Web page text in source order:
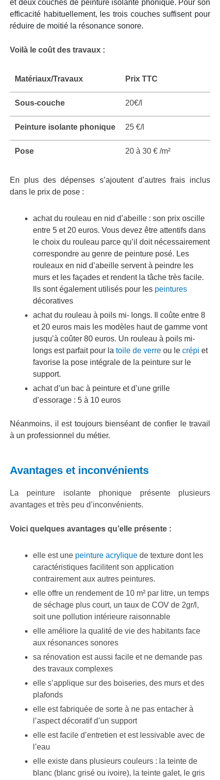
et deux couches de peinture isolante phonique. Pour son
efficacité habituellement, les trois couches suffisent pour
réduire de moitié la résonance sonore.
Voilà le coût des travaux :
Matériaux/Travaux Prix TTC
Sous-couche 20€/l
Peinture isolante phonique 25 €/l
Pose 20 à 30 € /m²
En plus des dépenses s’ajoutent d’autres frais inclus
dans le prix de pose :
achat du rouleau en nid d’abeille : son prix oscille
entre 5 et 20 euros. Vous devez être attentifs dans
le choix du rouleau parce qu’il doit nécessairement
correspondre au genre de peinture posé. Les
rouleaux en nid d’abeille servent à peindre les
murs et les façades et rendent la tâche très facile.
Ils sont également utilisés pour les peintures
décoratives
achat du rouleau à poils mi- longs. Il coûte entre 8
et 20 euros mais les modèles haut de gamme vont
jusqu’à coûter 80 euros. Un rouleau à poils mi-
longs est parfait pour la toile de verreou le crépi et
favorise la pose intégrale de la peinture sur le
support.
achat d’un bac à peinture et d’une grille
d’essorage : 5 à 10 euros
Néanmoins, il est toujours bienséant de confier le travail
à un professionnel du métier.
Avantages et inconvénients
La peinture isolante phonique présente plusieurs
avantages et très peu d’inconvénients.
Voici quelques avantages qu’elle présente :
elle est une peinture acryliquede texture dont les
caractéristiques facilitent son application
contrairement aux autres peintures.
elle offre un rendement de 10 m² par litre, un temps
de séchage plus court, un taux de COV de 2gr/l,
soit une pollution intérieure raisonnable
elle améliore la qualité de vie des habitants face
aux résonances sonores
sa rénovation est aussi facile et ne demande pas
des travaux complexes
elle s’applique sur des boiseries, des murs et des
plafonds
elle est fabriquée de sorte à ne pas entacher à
l’aspect décoratif d’un support
elle est facile d’entretien et est lessivable avec de
l’eau
elle existe dans plusieurs couleurs : la teinte de
blanc (blanc grisé ou ivoire), la teinte galet, le gris